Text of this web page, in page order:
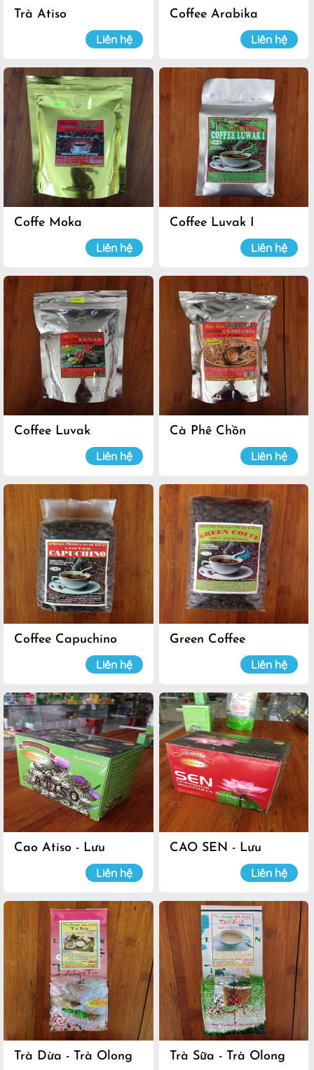
Trà Atiso
Liên hệ
Coffee Arabika
Liên hệ
Coffe Moka
Liên hệ
Coffee Luvak I
Liên hệ
Coffee Luvak
Liên hệ
Cà Phê Chồn
Liên hệ
Coffee Capuchino
Liên hệ
Green Coffee
Liên hệ
Cao Atiso - Lưu
Liên hệ
CAO SEN - Lưu
Liên hệ
Trà Dừa - Trà Olong
Trà Sữa - Trà Olong